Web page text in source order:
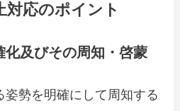
応のポイント
化及びその周知・啓蒙
勢を明確にして周知する